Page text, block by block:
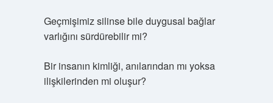
Geçmişimiz silinse bile duygusal bağlar
varlığını sürdürebilir mi?
Bir insanın kimliği, anılarından mı yoksa
ilişkilerinden mi oluşur?